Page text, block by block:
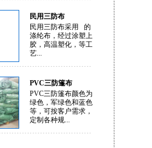
民用三防布
民用三防布采用 的
涤纶布，经过涂塑上
胶，高温塑化，等工
艺...
PVC三防篷布
PVC三防篷布颜色为
绿色，军绿色和蓝色
等，可按客户需求，
定制各种规...